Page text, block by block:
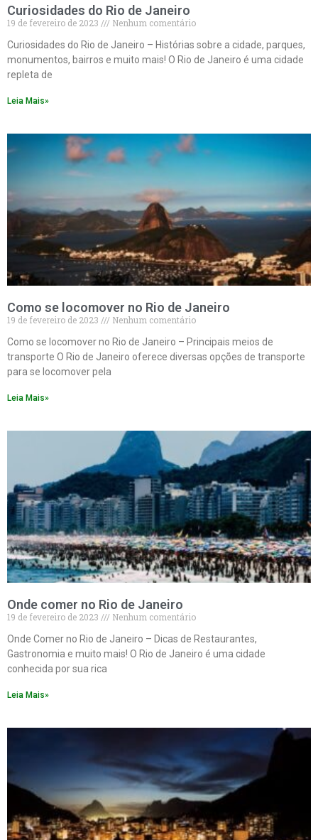
Curiosidades do Rio de Janeiro
19 de fevereiro de 2023
Nenhum comentário
Curiosidades do Rio de Janeiro – Histórias sobre a cidade, parques,
monumentos, bairros e muito mais! O Rio de Janeiro é uma cidade
repleta de
Leia Mais»
Como se locomover no Rio de Janeiro
19 de fevereiro de 2023
Nenhum comentário
Como se locomover no Rio de Janeiro – Principais meios de
transporte O Rio de Janeiro oferece diversas opções de transporte
para se locomover pela
Leia Mais»
Onde comer no Rio de Janeiro
19 de fevereiro de 2023
Nenhum comentário
Onde Comer no Rio de Janeiro – Dicas de Restaurantes,
Gastronomia e muito mais! O Rio de Janeiro é uma cidade
conhecida por sua rica
Leia Mais»